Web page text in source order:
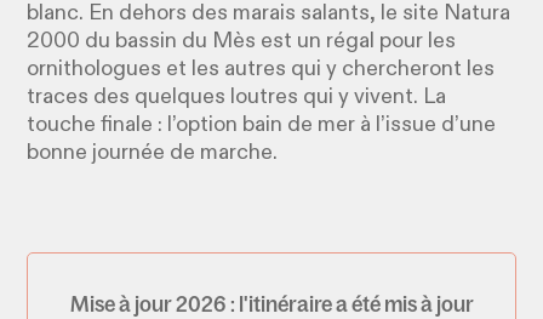
blanc. En dehors des marais salants, le site Natura
2000 du bassin du Mès est un régal pour les
ornithologues et les autres qui y chercheront les
traces des quelques loutres qui y vivent. La
touche finale : l’option bain de mer à l’issue d’une
bonne journée de marche.
Mise à jour 2026 : l'itinéraire a été mis à jour